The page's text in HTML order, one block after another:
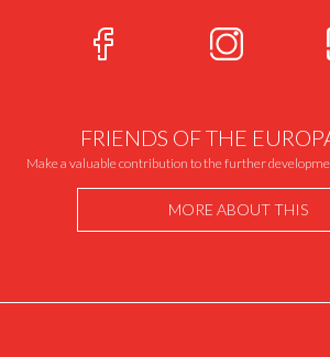
FRIENDS OF THE
Make a valuable contribution to the further
MORE ABOUT THIS